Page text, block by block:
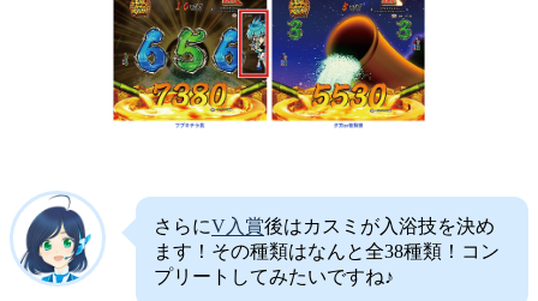
さらにV入賞後はカスミが入浴技を決め
ます！その種類はなんと全38種類！コン
プリートしてみたいですね♪